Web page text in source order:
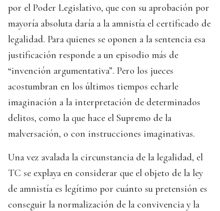
por el Poder Legislativo, que con su aprobación por
mayoría absoluta daría a la amnistía el certificado de
legalidad. Para quienes se oponen a la sentencia esa
justificación responde a un episodio más de
“invención argumentativa”. Pero los jueces
acostumbran en los últimos tiempos echarle
imaginación a la interpretación de determinados
delitos, como la que hace el Supremo de la
malversación, o con instrucciones imaginativas.
Una vez avalada la circunstancia de la legalidad, el
TC se explaya en considerar que el objeto de la ley
de amnistía es legítimo por cuánto su pretensión es
conseguir la normalización de la convivencia y la